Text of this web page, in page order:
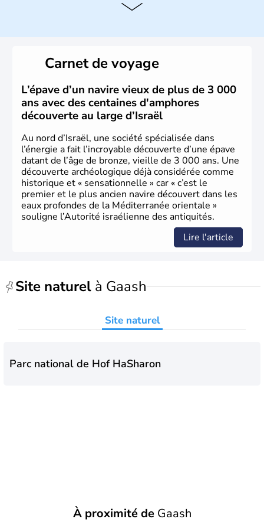
L'Israël est un état de la partie est de la Méditerranée,
vrai essor économique dans le domaine des nouvelles
Carnet de voyage
L’épave d’un navire vieux de plus de 3 000
ans avec des centaines d'amphores
découverte au large d’Israël
Au nord d’Israël, une société spécialisée dans
l’énergie a fait l’incroyable découverte d’une épave
datant de l’âge de bronze, vieille de 3 000 ans. Une
découverte archéologique déjà considérée comme
historique et « sensationnelle » car « c’est le
premier et le plus ancien navire découvert dans les
eaux profondes de la Méditerranée orientale »
souligne l’Autorité israélienne des antiquités.
Lire l'article
Site naturel à Gaash
Site naturel
Parc national de Hof HaSharon
À proximité deGaash